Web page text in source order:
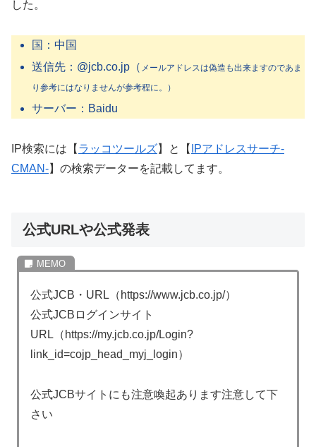
した。
国：中国
送信先：@jcb.co.jp（ メールアドレスは偽造も出来ますのであま
り参考にはなりませんが参考程に。）
サーバー：Baidu
IP検索には【 ラッコツールズ】と【 IPアドレスサーチ-
CMAN-】の検索データーを記載してます。
公式URLや公式発表
公式JCB・URL（https://www.jcb.co.jp/）
公式JCBログインサイト
URL（https://my.jcb.co.jp/Login?
link_id=cojp_head_myj_login）
公式JCBサイトにも注意喚起あります注意して下
さい